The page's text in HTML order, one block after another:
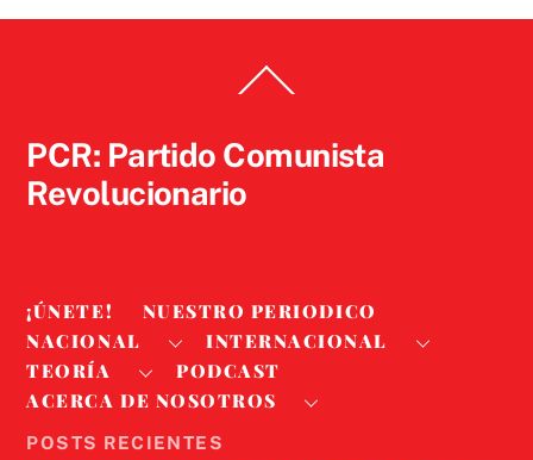
To
PCR: Partido Comunista
Revolucionario
¡ÚNETE!
NUESTRO PERIODICO
NACIONAL
INTERNACIONAL
TEORÍA
PODCAST
ACERCA DE NOSOTROS
POSTS RECIENTES